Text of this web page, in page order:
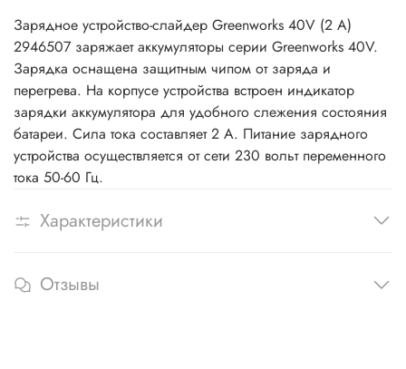
Зарядное устройство-слайдер Greenworks 40V (2 A)
2946507 заряжает аккумуляторы серии Greenworks 40V.
Зарядка оснащена защитным чипом от заряда и
перегрева. На корпусе устройства встроен индикатор
зарядки аккумулятора для удобного слежения состояния
батареи. Сила тока составляет 2 А. Питание зарядного
устройства осуществляется от сети 230 вольт переменного
тока 50-60 Гц.
Характеристики
Отзывы